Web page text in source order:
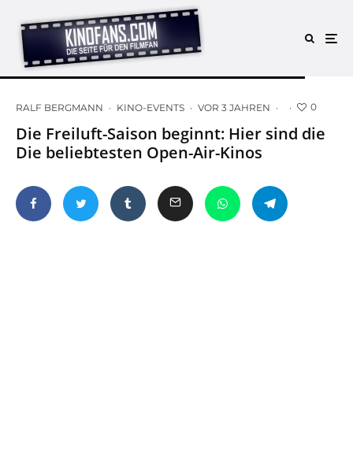
RALF BERGMANN · KINO-EVENTS · VOR 3 JAHREN · · 0
Die Freiluft-Saison beginnt: Hier sind die
Die beliebtesten Open-Air-Kinos